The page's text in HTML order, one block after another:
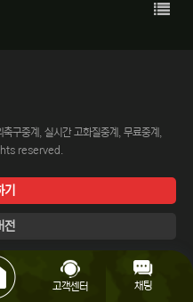
목록
중계, 실시간 고화질중계, 무료중계,
reserved.
전
고객센터 채팅